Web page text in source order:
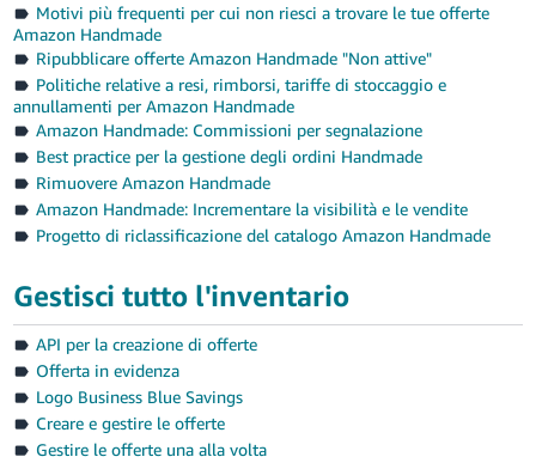
Motivi più frequenti per cui non riesci a trovare le tue offerte
Amazon Handmade
Ripubblicare offerte Amazon Handmade "Non attive"
Politiche relative a resi, rimborsi, tariffe di stoccaggio e
annullamenti per Amazon Handmade
Amazon Handmade: Commissioni per segnalazione
Best practice per la gestione degli ordini Handmade
Rimuovere Amazon Handmade
Amazon Handmade: Incrementare la visibilità e le vendite
Progetto di riclassificazione del catalogo Amazon Handmade
Gestisci tutto l'inventario
API per la creazione di offerte
Offerta in evidenza
Logo Business Blue Savings
Creare e gestire le offerte
Gestire le offerte una alla volta